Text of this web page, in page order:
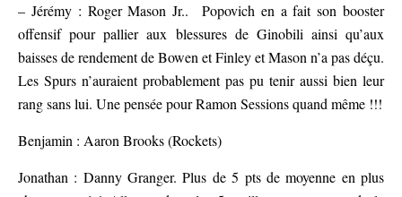
– Jérémy : Roger Mason Jr.. Popovich en a fait son booster
offensif pour pallier aux blessures de Ginobili ainsi qu’aux
baisses de rendement de Bowen et Finley et Mason n’a pas déçu.
Les Spurs n’auraient probablement pas pu tenir aussi bien leur
rang sans lui. Une pensée pour Ramon Sessions quand même !!!
Benjamin : Aaron Brooks (Rockets)
Jonathan : Danny Granger. Plus de 5 pts de moyenne en plus